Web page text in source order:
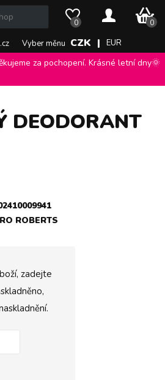
Vyber měnu CZK | EUR
0 0
0 Kč
za pochopení. Krásné letní dny🌞
DEODORANT
ROBERTS
zadejte